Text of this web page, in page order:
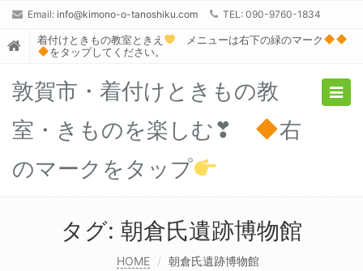
Email: info@kimono-o-tanoshiku.com TEL: 090-9760-1834
着付けときもの教室ときえ
メニューは右下の緑のマーク
をタップしてください。
敦賀市・着付けときもの教
室・きものを楽しむ❣
右
のマークをタップ
タグ: 朝倉氏遺跡博物館
HOME 朝倉氏遺跡博物館